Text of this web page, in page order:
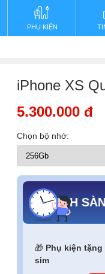
PHỤ KIỆN
iPhone XS
5.300.000 đ
Chọn bộ nhớ:
SÀN - RINH
🎁 Phụ kiện tặng
sim